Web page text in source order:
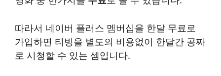
따라서 네이버 플러스 멤버십을 한달 무료로
가입하면 티빙을 별도의 비용없이 한달간 공짜
로 시청할 수 있는 셈입니다.